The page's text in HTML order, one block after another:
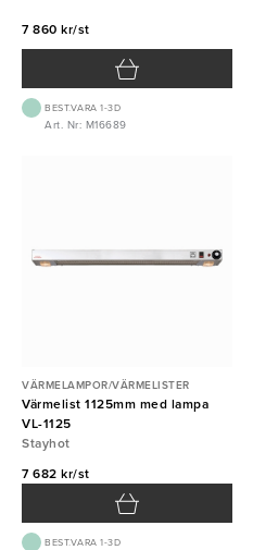
7 860 kr/st
BEST.VARA 1-3D
Art. Nr: M16689
VÄRMELAMPOR/VÄRMELISTER
Värmelist 1125mm med lampa
VL-1125
Stayhot
7 682 kr/st
BEST.VARA 1-3D